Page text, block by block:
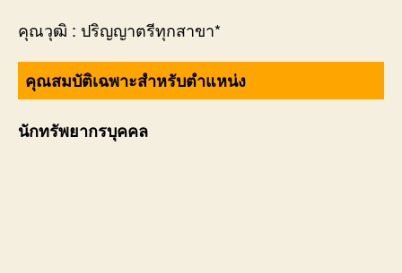
คุณวุฒิ : ปริญญาตรีทุกสาขา*
คุณสมบัติเฉพาะสำหรับตำแหน่ง
นักทรัพยากรบุคคล